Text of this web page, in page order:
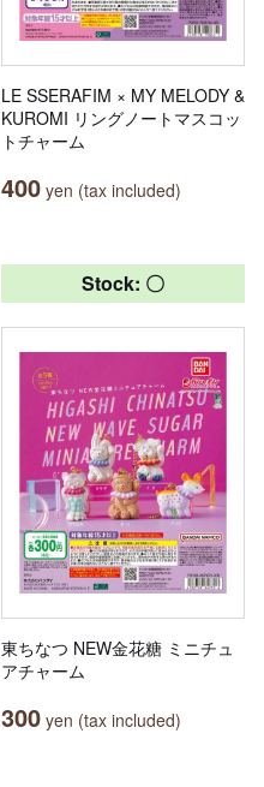
LE SSERAFIM × MY MELODY &
KUROMI リングノートマスコッ
トチャーム
400 yen (tax included)
Stock: 〇
東ちなつ NEW金花糖 ミニチュ
アチャーム
300 yen (tax included)